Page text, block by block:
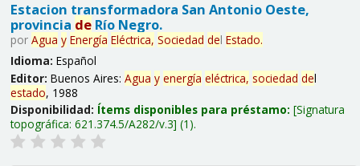
Estacion transformadora San Antonio Oeste,
provincia deRío Negro.
por Agua y Energía Eléctrica, Sociedad del Estado.
Idioma: Español
Editor: Buenos Aires: Agua y energía eléctrica, sociedad del
estado, 1988
Disponibilidad: Ítems disponibles para préstamo: Signatura
topográfica: 621.374.5/A282/v.3 (1).